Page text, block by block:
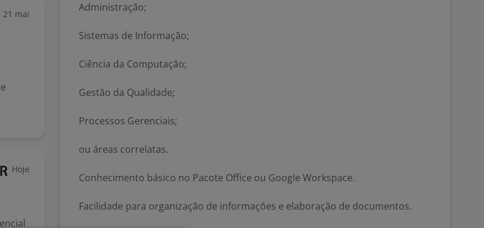
21 mai
Hoje
Administração;
Sistemas de Informação;
Ciência da Computação;
Gestão da Qualidade;
Processos Gerenciais;
ou áreas correlatas.
Conhecimento básico no Pacote Office ou Google Workspace.
Facilidade para organização de informações e elaboração de documentos.